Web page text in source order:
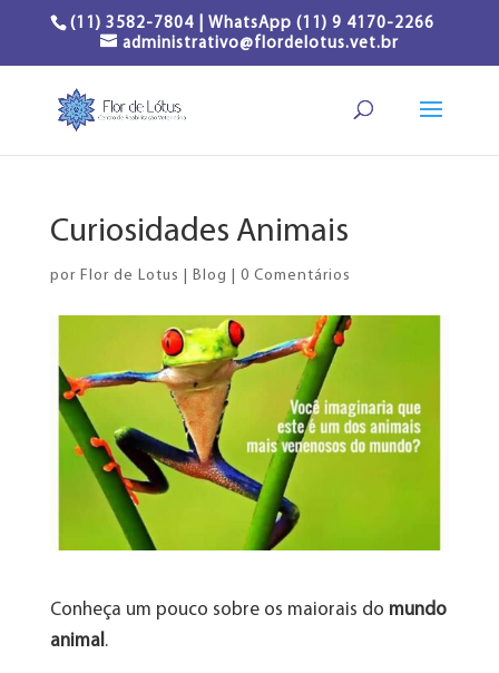
(11) 3582-7804 | WhatsApp (11) 9 4170-2266
administrativo@flordelotus.vet.br
Curiosidades Animais
por Flor de Lotus Blog 0 Comentários
Conheça um pouco sobre os maiorais do mundo
animal .